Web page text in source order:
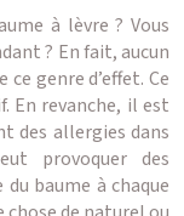
à lèvre ? Vous
? En fait, aucun
genre d’effet. Ce
En revanche, il est
des allergies dans
provoquer des
baume à chaque